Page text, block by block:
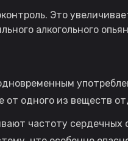
Это
алкогольного
от одного из веществ
частоту